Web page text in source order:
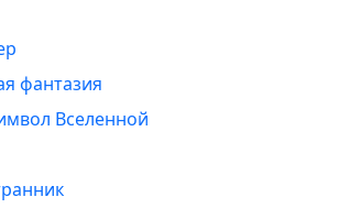
фантазия
Вселенной